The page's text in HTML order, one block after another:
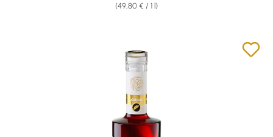
(49,80 € / 1 l)